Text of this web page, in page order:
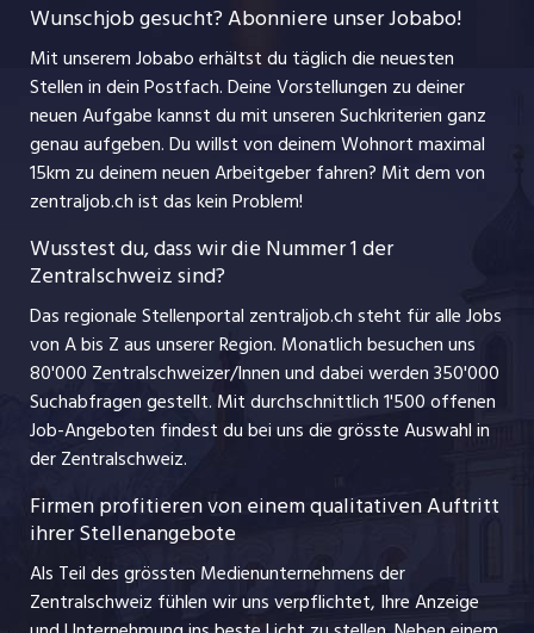
Freelance Jobs
Praktika
Lehrstellen
Ferienjobs
Führungspositionen
Jobline
Nutzungsbedingungen
Impressum
jobbasel.ch
jobbern.ch
jobmittelland.ch
schaffu.ch (VS)
ajourjob.ch
Wunschjob gesucht? Abonniere unser Jobabo!
Mit unserem Jobabo erhältst du täglich die neuesten
Stellen in dein Postfach. Deine Vorstellungen zu deiner
neuen Aufgabe kannst du mit unseren Suchkriterien ganz
genau aufgeben. Du willst von deinem Wohnort maximal
15km zu deinem neuen Arbeitgeber fahren? Mit demvon
zentraljob.ch ist das kein Problem!
Wusstest du, dass wir die Nummer 1 der
Zentralschweiz sind?
Das regionale Stellenportal zentraljob.ch steht für alle Jobs
von A bis Z aus unserer Region. Monatlich besuchen uns
80'000 Zentralschweizer/Innen und dabei werden 350'000
Suchabfragen gestellt. Mit durchschnittlich 1'500 offenen
Job-Angeboten findest du bei uns die grösste Auswahl in
der Zentralschweiz.
Firmen profitieren von einem qualitativen Auftritt
ihrer Stellenangebote
Als Teil des grössten Medienunternehmens der
Zentralschweiz fühlen wir uns verpflichtet, Ihre Anzeige